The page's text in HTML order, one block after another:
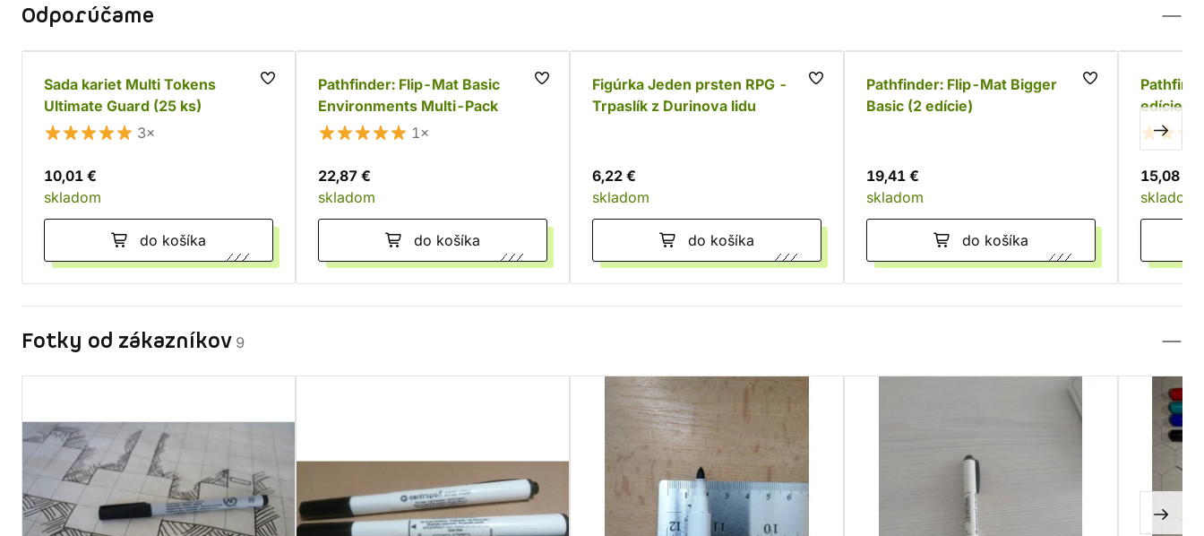
Odporúčame
Sada kariet Multi Tokens
Ultimate Guard (25 ks)
3×
10,01 €
skladom
do košíka
Pathfinder: Flip-Mat Basic
Environments Multi-Pack
1×
22,87 €
skladom
do košíka
Figúrka Jeden prsten RPG -
Trpaslík z Durinova lidu
6,22 €
skladom
do košíka
Pathfinder: Flip-Mat Bigger
Basic (2 edície)
19,41 €
skladom
do košíka
edície)
15,08 €
skladom
Fotky od zákazníkov 9